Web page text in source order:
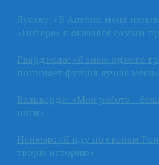
Лукаку: «В Англии меня
«Интере» я оказался самым
Гвардиола: «Я знаю одного
понимает футбол лучше меня»
Вальверде: «Моя работа –
ноги»
Неймар: «Я иду по стопам
творю историю»